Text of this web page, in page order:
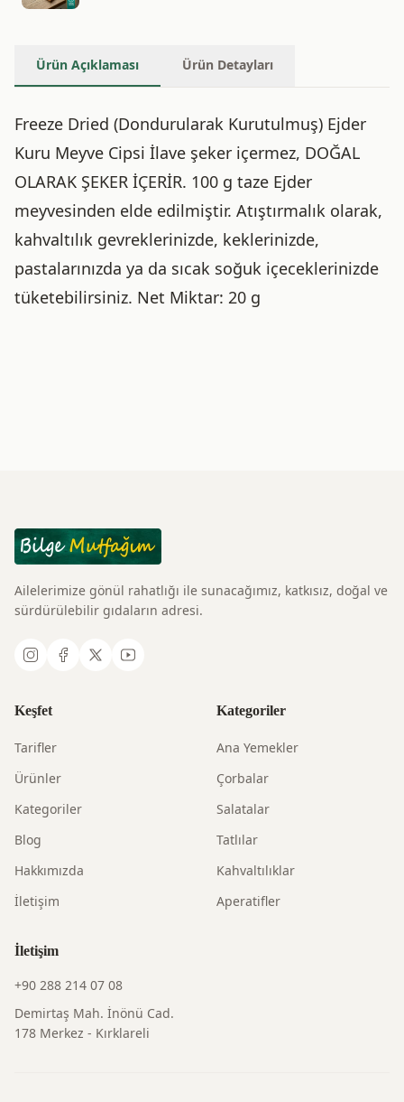
Ürün Açıklaması Ürün Detayları
Freeze Dried (Dondurularak Kurutulmuş) Ejder
Kuru Meyve Cipsi İlave şeker içermez, DOĞAL
OLARAK ŞEKER İÇERİR. 100 g taze Ejder
meyvesinden elde edilmiştir. Atıştırmalık olarak,
kahvaltılık gevreklerinizde, keklerinizde,
pastalarınızda ya da sıcak soğuk içeceklerinizde
tüketebilirsiniz. Net Miktar: 20 g
Ailelerimize gönül rahatlığı ile sunacağımız, katkısız, doğal ve
sürdürülebilir gıdaların adresi.
Keşfet
Tarifler
Ürünler
Kategoriler
Blog
Hakkımızda
İletişim
Kategoriler
Ana Yemekler
Çorbalar
Salatalar
Tatlılar
Kahvaltılıklar
Aperatifler
İletişim
+90 288 214 07 08
Demirtaş Mah. İnönü Cad.
178 Merkez - Kırklareli